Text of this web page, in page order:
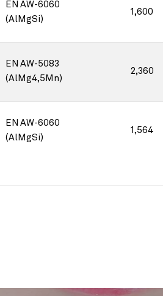
EN AW-6060
(AlMgSi)
1,600
EN AW-5083
(AlMg4,5Mn)
2,360
EN AW-6060
(AlMgSi)
1,564